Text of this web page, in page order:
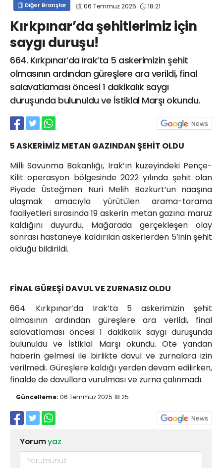
Diğer Branşlar 06 Temmuz 2025 18:21
Kırkpınar’da şehitlerimiz için
saygı duruşu!
664. Kırkpınar’da Irak’ta 5 askerimizin şehit
olmasının ardından güreşlere ara verildi, final
salavatlaması öncesi 1 dakikalık saygı
duruşunda bulunuldu ve İstiklal Marşı okundu.
5 ASKERİMİZ METAN GAZINDAN ŞEHİT OLDU
Milli Savunma Bakanlığı, Irak’ın kuzeyindeki Pençe-
Kilit operasyon bölgesinde 2022 yılında şehit olan
Piyade Üsteğmen Nuri Melih Bozkurt’un naaşına
ulaşmak amacıyla yürütülen arama-tarama
faaliyetleri sırasında 19 askerin metan gazına maruz
kaldığını duyurdu. Mağarada gerçekleşen olay
sonrası hastaneye kaldırılan askerlerden 5’inin şehit
olduğu bildirildi.
FİNAL GÜREŞİ DAVUL VE ZURNASIZ OLDU
664. Kırkpınar’da Irak’ta 5 askerimizin şehit
olmasının ardından güreşlere ara verildi, final
salavatlaması öncesi 1 dakikalık saygı duruşunda
bulunuldu ve İstiklal Marşı okundu. Öte yandan
haberin gelmesi ile birlikte davul ve zurnalara izin
verilmedi. Güreşlere kaldığı yerden devam edilirken,
finalde de davullara vurulması ve zurna çalınmadı.
Güncelleme: 06 Temmuz 2025 18:25
Yorumyaz
info@spor41.com